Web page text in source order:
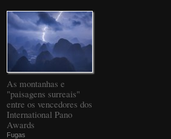
As montanhas e
"paisagens surreais"
entre os vencedores dos
International Pano
Awards
Fugas